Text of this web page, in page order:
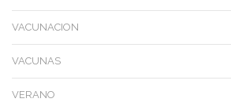
VACUNACION
VACUNAS
VERANO